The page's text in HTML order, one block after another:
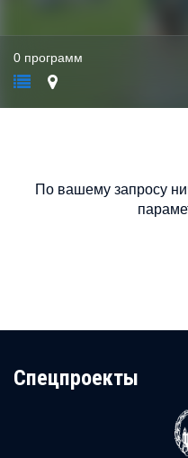
0 программ
По вашему запросу
Cпецпроекты